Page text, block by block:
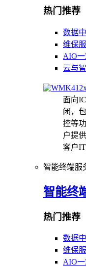
热门推荐
数据
维保
AIO
云与
面向
闭，
控等
户提
客户
智能终端服
智能终
热门推荐
数据
维保
AIO